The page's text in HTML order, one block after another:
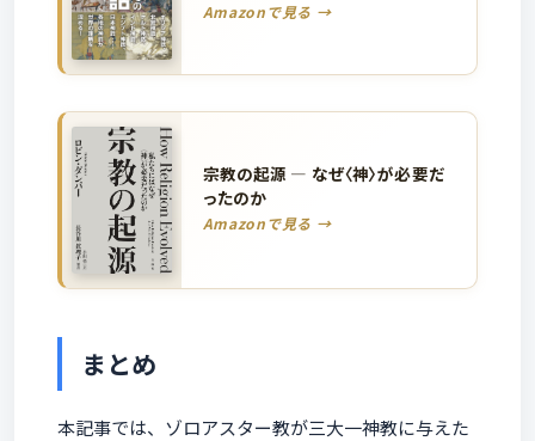
Amazonで見る →
宗教の起源 ― なぜ〈神〉が必要だ
ったのか
Amazonで見る →
まとめ
本記事では、ゾロアスター教が三大一神教に与えた